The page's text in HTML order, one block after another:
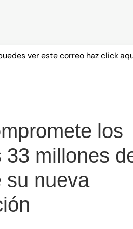
los
ver este correo haz click
los
33 millones
su nueva